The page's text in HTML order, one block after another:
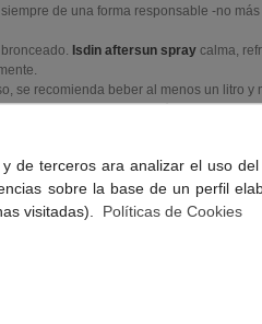
de una forma responsable -no
Isdin aftersun spray calma,
se recomienda beber al menos un litro y
y el pescado como el salmón.
De esta forma, la piel sigue
,alargar bronceado
de terceros ara analizar el uso
sobre la base de un perfil
visitadas). Políticas de Cookies